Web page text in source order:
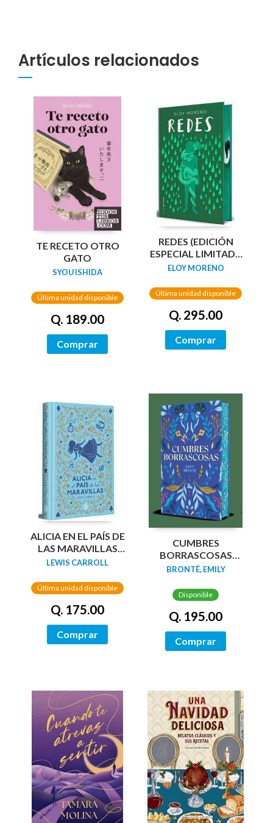
Artículos relacionados
TE RECETO OTRO
GATO
SYOU ISHIDA
Última unidad disponible
Q. 189.00
Comprar
REDES (EDICIÓN
ESPECIAL LIMITADA
GUARDAS DRAGÓN)
ELOY MORENO
Última unidad disponible
Q. 295.00
Comprar
ALICIA EN EL PAÍS DE
LAS MARAVILLAS
(EDICIÓN LIMITADA
PINTADOS)
LEWIS CARROLL
Última unidad disponible
Q. 175.00
Comprar
CUMBRES
BORRASCOSAS
(EDICION LIMITADA
TINTADOS)
BRONTË, EMILY
Disponible
Q. 195.00
Comprar